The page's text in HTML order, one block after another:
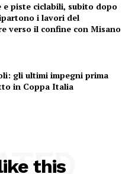
e piste ciclabili, subito dopo
i lavori del
verso il confine con Misano
gli ultimi impegni prima
in Coppa Italia
this